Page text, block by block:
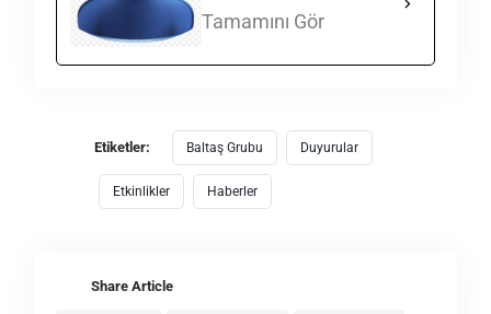
Tamamını Gör
Etiketler: Baltaş Grubu Duyurular
Etkinlikler Haberler
Share Article